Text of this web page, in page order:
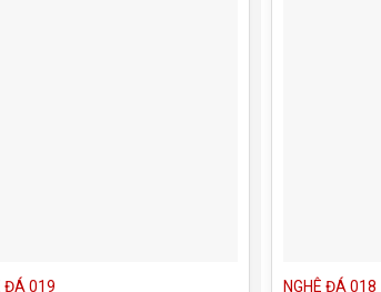
ĐÁ 019 NGHÊ ĐÁ 018